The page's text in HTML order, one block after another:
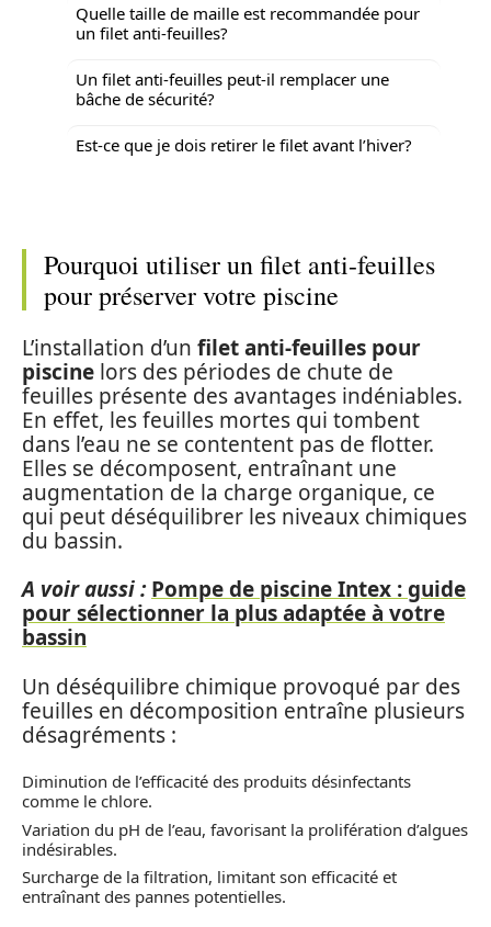
Quelle taille de maille est recommandée pour
un filet anti-feuilles?
Un filet anti-feuilles peut-il remplacer une
bâche de sécurité?
Est-ce que je dois retirer le filet avant l’hiver?
Pourquoi utiliser un filet anti-feuilles
pour préserver votre piscine
L’installation d’un filet anti-feuilles pour
piscine lors des périodes de chute de
feuilles présente des avantages indéniables.
En effet, les feuilles mortes qui tombent
dans l’eau ne se contentent pas de flotter.
Elles se décomposent, entraînant une
augmentation de la charge organique, ce
qui peut déséquilibrer les niveaux chimiques
du bassin.
A voir aussi : Pompe de piscine Intex : guide
pour sélectionner la plus adaptée à votre
bassin
Un déséquilibre chimique provoqué par des
feuilles en décomposition entraîne plusieurs
désagréments :
Diminution de l’efficacité des produits désinfectants
comme le chlore.
Variation du pH de l’eau, favorisant la prolifération d’algues
indésirables.
Surcharge de la filtration, limitant son efficacité et
entraînant des pannes potentielles.